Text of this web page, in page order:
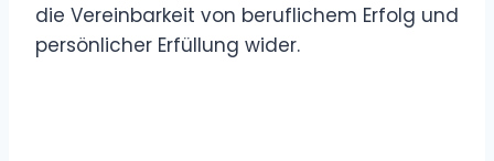
die Vereinbarkeit von beruflichem Erfolg und
persönlicher Erfüllung wider.